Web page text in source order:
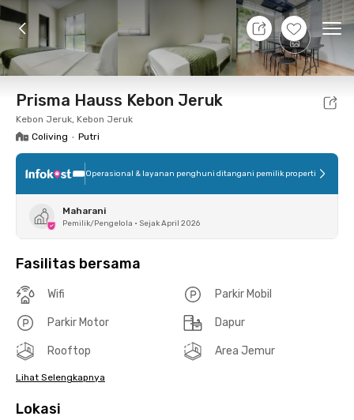
+13
11 Agt 26 - Belum tahu
Foto Fasilitas bersama Lokasi Kamar
Prisma Hauss Kebon Jeruk
Kebon Jeruk, Kebon Jeruk
Coliving • Putri
Operasional & layanan penghuni ditangani pemilik properti
Maharani
Pemilik/Pengelola • Sejak April 2026
Fasilitas bersama
Wifi Parkir Mobil
Parkir Motor Dapur
Rooftop Area Jemur
Lihat Selengkapnya
Lokasi